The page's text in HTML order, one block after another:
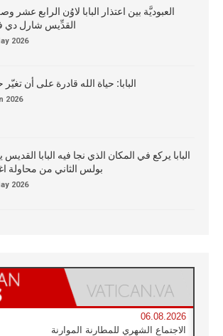
العبوديَّة بين اعتذار البابا لاوُن الرابع عشر
القدِّيس شارل دي
2026
البابا: حياة الله قادرة على أن تغيّر
2026
البابا يركع في المكان الذي نجا فيه البابا القديس
بولس الثاني من محاولة
2026
06.08.2026
الاجتماع الشهري للمطارنة الموارنة